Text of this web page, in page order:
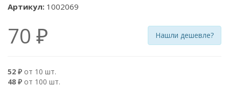
Артикул: 1002069
70 ₽ Нашли дешевле?
52 ₽ от 10 шт.
48 ₽ от 100 шт.